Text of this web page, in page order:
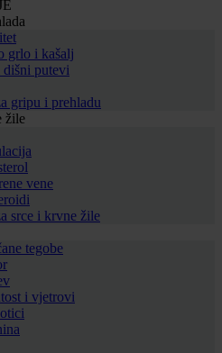
grlo i kašalj
dišni putevi
gripu i prehladu
žile
vene
srce i krvne žile
tegobe
i vjetrovi